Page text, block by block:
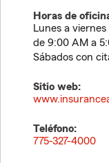
Horas de
Lunes a viernes
de 9:00 AM a
Sábados con
Sitio web:
Teléfono:
775-327-4000